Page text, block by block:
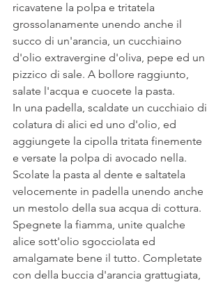
ricavatene la polpa e tritatela
grossolanamente unendo anche il
succo di un'arancia, un cucchiaino
d'olio extravergine d'oliva, pepe ed un
pizzico di sale. A bollore raggiunto,
salate l'acqua e cuocete la pasta.
In una padella, scaldate un cucchiaio di
colatura di alici ed uno d'olio, ed
aggiungete la cipolla tritata finemente
e versate la polpa di avocado nella.
Scolate la pasta al dente e saltatela
velocemente in padella unendo anche
un mestolo della sua acqua di cottura.
Spegnete la fiamma, unite qualche
alice sott'olio sgocciolata ed
amalgamate bene il tutto. Completate
con della buccia d'arancia grattugiata,